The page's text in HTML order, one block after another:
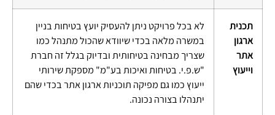
תכנית
ארגון
אתר
וייעוץ
לא בכל פרויקט ניתן להעסיק יועץ בטיחות בניין
במשרה מלאה בכדי שיוודא שהכול מתנהל כמו
שצריך מבחינה בטיחותית ובדיוק בגלל זה חברת
"ש.פ.י. בטיחות ואיכות בע"מ" מספקת שירותי
ייעוץ כמו גם מפיקה תוכניות ארגון אתר בכדי שהם
יתנהלו בצורה נכונה.